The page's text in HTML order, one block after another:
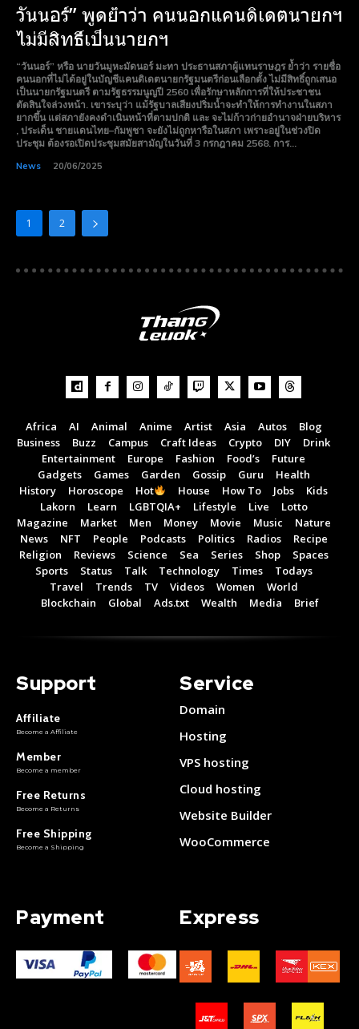
วันนอร์” พูดย้ำว่า คนนอกแคนดิเดตนายกฯ
ไม่มีสิทธิ์เป็นนายกฯ
“วันนอร์” หรือ นายวันมูหะมัดนอร์ มะทา ประธานสภาผู้แทนราษฎร ย้ำว่า รายชื่อ
คนนอกที่ไม่ได้อยู่ในบัญชีแคนดิเดตนายกรัฐมนตรีก่อนเลือกตั้ง ไม่มีสิทธิ์ถูกเสนอ
เป็นนายกรัฐมนตรี ตามรัฐธรรมนูญปี 2560 เพื่อรักษาหลักการที่ให้ประชาชน
ตัดสินใจล่วงหน้า. เขาระบุว่า แม้รัฐบาลเสียงปริ่มน้ำจะทำให้การทำงานในสภา
ยากขึ้น แต่สภายังคงดำเนินหน้าที่ตามปกติ และ จะไม่ก้าวก่ายอำนาจฝ่ายบริหาร
, ประเด็น ชายแดนไทย–กัมพูชา จะยังไม่ถูกหารือในสภา เพราะอยู่ในช่วงปิด
ประชุม ต้องรอเปิดประชุมสมัยสามัญในวันที่ 3 กรกฎาคม 2568. การ...
News 20/06/2025
1 2
Africa AI Animal Anime Artist Asia Autos
Blog
Business
Buzz Campus Craft Ideas Crypto DIY
Drink
Entertainment
Europe Fashion Food’s
Future
Gadgets
Games Garden Gossip Guru
Health
History
Horoscope Hot House How To Jobs
Kids
Lakorn
Learn LGBTQIA+ Lifestyle Live
Lotto
Magazine
Market Men Money Movie Music
Nature
News
NFT People Podcasts Politics Radios
Recipe
Religion
Reviews Science Sea Series Shop
Spaces
Sports
Status Talk Technology Times
Todays
Travel
Trends TV Videos Women
World
Blockchain
Global Ads.txt Wealth Media Brief
Support
Affiliate
Become a Affiliate
Member
Become a member
Free Returns
Become a Returns
Free Shipping
Become a Shipping
Service
Domain
Hosting
VPS hosting
Cloud hosting
Website Builder
WooCommerce
Payment Express